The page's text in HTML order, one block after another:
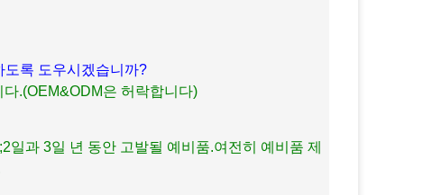
도록 도우시겠습니까?
.(OEM&ODM은 허락합니다)
과 3일 년 동안 고발될 예비품.여전히 예비품 제